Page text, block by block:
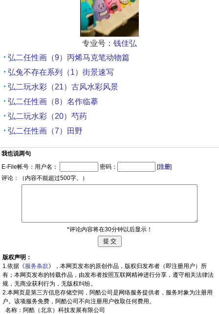
专业号： 钱佳弘
弘二任性画（9）丙烯马克笔动物篇
弘兔不存在系列（1）街景速写
弘二玩水彩（21）古风水彩风景
弘二任性画（8）名作临摹
弘二玩水彩（20）芍药
弘二任性画（7）田野
我也说两句
E-File帐号：用户名：
密码： [注册]
评论：（内容不能超过500字。）
*评论内容将在30分钟以后显示！
版权声明：
1.依据《服务条款》，本网页发布的原创作品，版权归发布者（即注册用户）所
有；本网页发布的转载作品，由发布者按照互联网精神进行分享，遵守相关法律法
规，无商业获利行为，无版权纠纷。
2.本网页是第三方信息存储空间，阿酷公司是网络服务提供者，服务对象为注册用
户。该项服务免费，阿酷公司不向注册用户收取任何费用。
名称：阿酷（北京）科技发展有限公司